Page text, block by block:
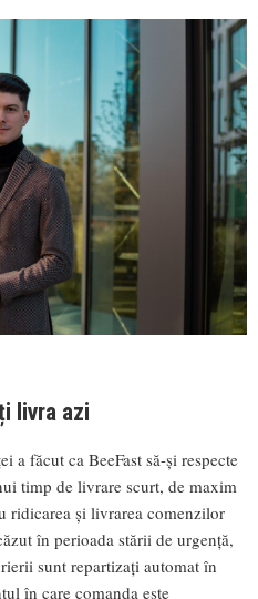
livra azi
a făcut ca BeeFast să-și respecte
timp de livrare scurt, de maxim
ridicarea și livrarea comenzilor
în perioada stării de urgență,
sunt repartizați automat în
în care comanda este